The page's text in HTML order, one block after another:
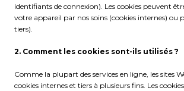
identifiants de connexion). Les cookies peuvent
votre appareil par nos soins (cookies internes) ou
tiers).
2. Comment les cookies sont-ils utilisés ?
Comme la plupart des services en ligne, les sites
cookies internes et tiers à plusieurs fins. Les